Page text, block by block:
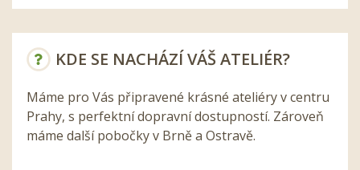
KDE SE NACHÁZÍ VÁŠ ATELIÉR?
Máme pro Vás připravené krásné ateliéry v centru
Prahy, s perfektní dopravní dostupností. Zároveň
máme další pobočky v Brně a Ostravě.